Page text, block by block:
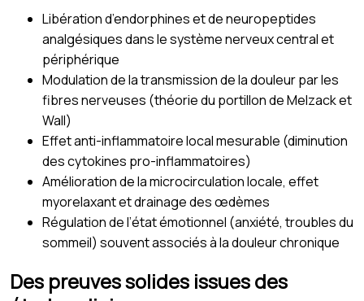
Libération d’endorphines et de neuropeptides
analgésiques dans le système nerveux central et
périphérique
Modulation de la transmission de la douleur par les
fibres nerveuses (théorie du portillon de Melzack et
Wall)
Effet anti-inflammatoire local mesurable (diminution
des cytokines pro-inflammatoires)
Amélioration de la microcirculation locale, effet
myorelaxant et drainage des œdèmes
Régulation de l’état émotionnel (anxiété, troubles du
sommeil) souvent associés à la douleur chronique
Des preuves solides issues des